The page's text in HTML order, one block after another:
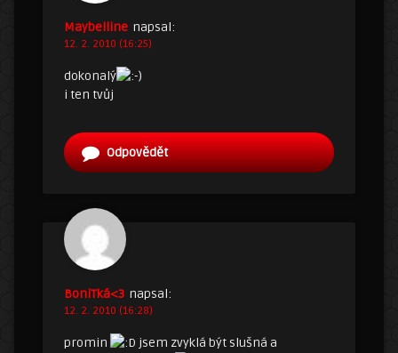
Maybelline napsal:
12. 2. 2010 (16:25)
dokonalý
i ten tvůj
Odpovědět
BoniTká<3 napsal:
12. 2. 2010 (16:28)
promin
jsem zvyklá být slušná a